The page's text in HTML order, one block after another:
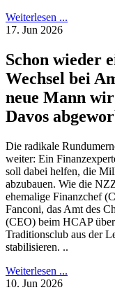
Weiterlesen ...
17. Jun 2026
Schon wieder
Wechsel bei
neue Mann
Davos
Die radikale
weiter: Ein
soll dabei helfen, die
abzubauen. Wie die
ehemalige Finanzchef
Fanconi, das Amt des
(CEO) beim HCAP
Traditionsclub aus der
stabilisieren. ..
Weiterlesen ...
10. Jun 2026